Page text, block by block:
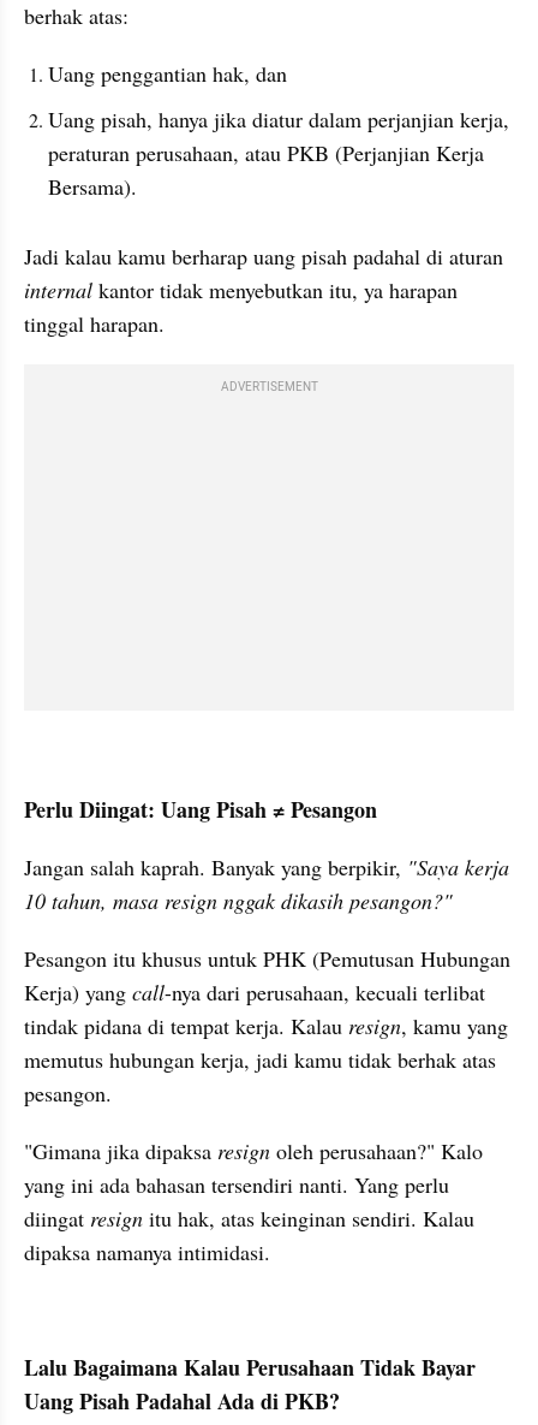
berhak atas:
Uang penggantian hak, dan
Uang pisah, hanya jika diatur dalam perjanjian kerja,
peraturan perusahaan, atau PKB (Perjanjian Kerja
Bersama).
internal kantor tidak menyebutkan itu, ya harapan
tinggal harapan.
ADVERTISEMENT
Perlu Diingat: Uang Pisah ≠ Pesangon
Jangan salah kaprah. Banyak yang berpikir, "Saya kerja
10 tahun, masa resign nggak dikasih pesangon?"
Pesangon itu khusus untuk PHK (Pemutusan Hubungan
Kerja) yang call-nya dari perusahaan, kecuali terlibat
tindak pidana di tempat kerja. Kalau resign, kamu yang
memutus hubungan kerja, jadi kamu tidak berhak atas
pesangon.
"Gimana jika dipaksa resign oleh perusahaan?" Kalo
yang ini ada bahasan tersendiri nanti. Yang perlu
diingat resign itu hak, atas keinginan sendiri. Kalau
dipaksa namanya intimidasi.
Lalu Bagaimana Kalau Perusahaan Tidak Bayar
Uang Pisah Padahal Ada di PKB?